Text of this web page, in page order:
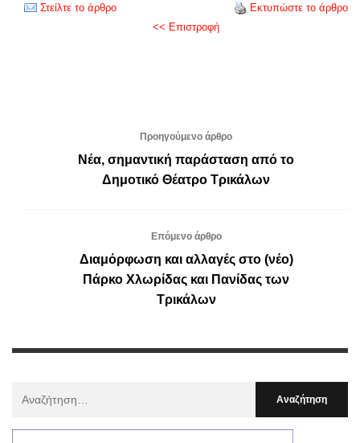
Στείλτε το άρθρο
Εκτυπώστε το άρθρο
<< Επιστροφή
Προηγούμενο άρθρο
Νέα, σημαντική παράσταση από το
Δημοτικό Θέατρο Τρικάλων
Επόμενο άρθρο
Διαμόρφωση και αλλαγές στο (νέο)
Πάρκο Χλωρίδας και Πανίδας των
Τρικάλων
: